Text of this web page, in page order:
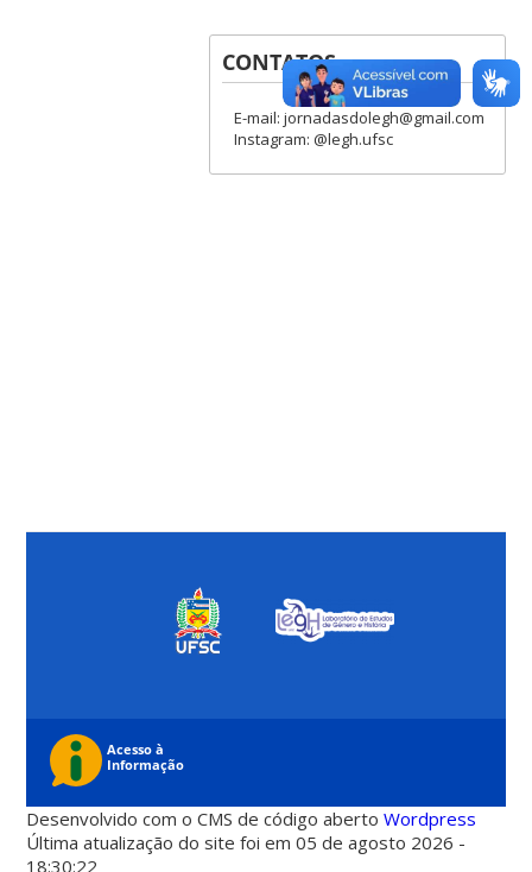
CONTATOS
E-mail: jornadasdolegh@gmail.com
Instagram: @legh.ufsc
Desenvolvido com o CMS de código abertoWordpress
Última atualização do site foi em 05 de agosto 2026 -
18:30:22